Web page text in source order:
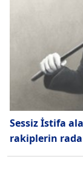
Sessiz İstifa
rakiplerin